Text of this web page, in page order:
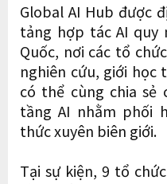
Global AI Hub được
tảng hợp tác AI quy
Quốc, nơi các tổ
nghiên cứu, giới học
có thể cùng chia sẻ
tầng AI nhằm phối
thức xuyên biên giới.
Tại sự kiện, 9 tổ